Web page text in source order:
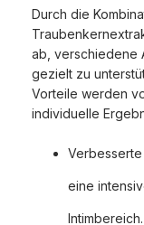
Durch die
ab, verschiedene
gezielt zu
Vorteile werden
individuelle
eine
Intimbereich.